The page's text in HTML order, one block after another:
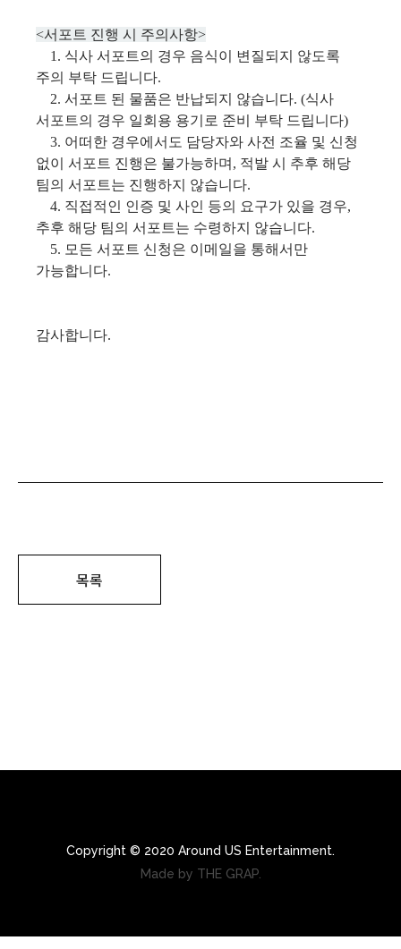
<서포트 진행 시 주의사항>
1. 식사 서포트의 경우 음식이 변질되지 않도록
주의 부탁 드립니다.
2. 서포트 된 물품은 반납되지 않습니다. (식사
서포트의 경우 일회용 용기로 준비 부탁 드립니다)
3. 어떠한 경우에서도 담당자와 사전 조율 및 신청
없이 서포트 진행은 불가능하며, 적발 시 추후 해당
팀의 서포트는 진행하지 않습니다.
4. 직접적인 인증 및 사인 등의 요구가 있을 경우,
추후 해당 팀의 서포트는 수령하지 않습니다.
5. 모든 서포트 신청은 이메일을 통해서만
가능합니다.
감사합니다.
목록
Copyright © 2020 Around US Entertainment.
Made by THE GRAP.